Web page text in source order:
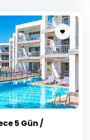
5 Gün /